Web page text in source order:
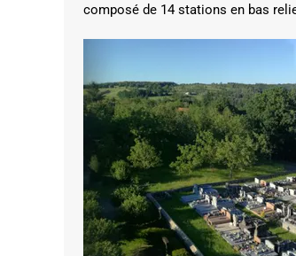
composé de 14 stations en bas